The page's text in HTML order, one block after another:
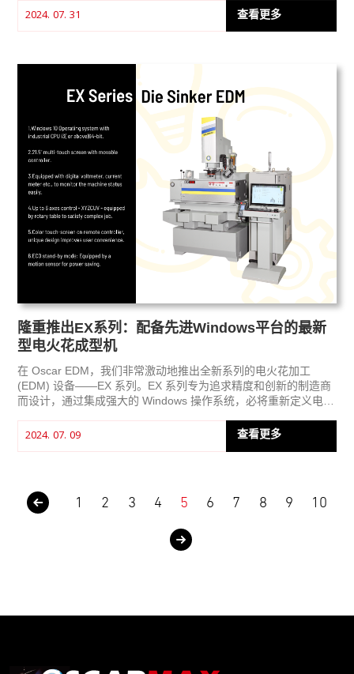
2024. 07. 31 查看更多
隆重推出EX系列：配备先进Windows平台的最新
型电火花成型机
在 Oscar EDM，我们非常激动地推出全新系列的电火花加工
(EDM) 设备——EX 系列。EX 系列专为追求精度和创新的制造商
而设计，通过集成强大的 Windows 操作系统，必将重新定义电火
从 DOS 到 Windows 的过渡，以及这些变化如何为制造商带来实
2024. 07. 09 查看更多
1 2 3 4 5 6 7 8 9 10